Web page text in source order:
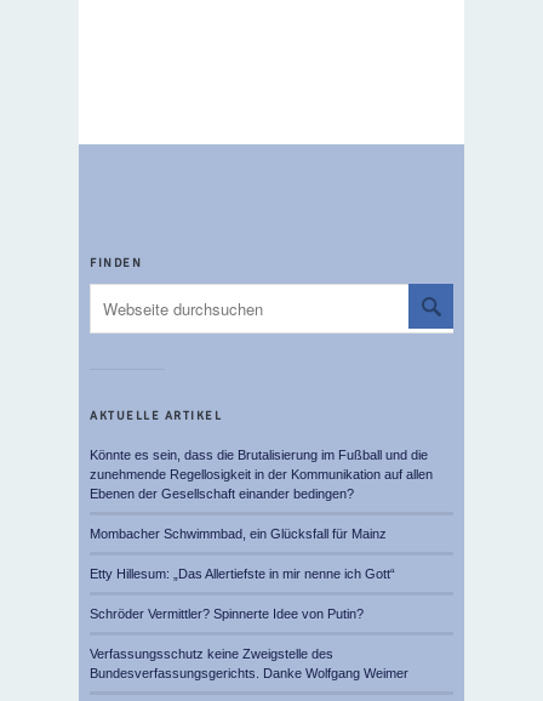
FINDEN
AKTUELLE ARTIKEL
Könnte es sein, dass die Brutalisierung im Fußball und die
zunehmende Regellosigkeit in der Kommunikation auf allen
Ebenen der Gesellschaft einander bedingen?
Mombacher Schwimmbad, ein Glücksfall für Mainz
Etty Hillesum: „Das Allertiefste in mir nenne ich Gott“
Schröder Vermittler? Spinnerte Idee von Putin?
Verfassungsschutz keine Zweigstelle des
Bundesverfassungsgerichts. Danke Wolfgang Weimer